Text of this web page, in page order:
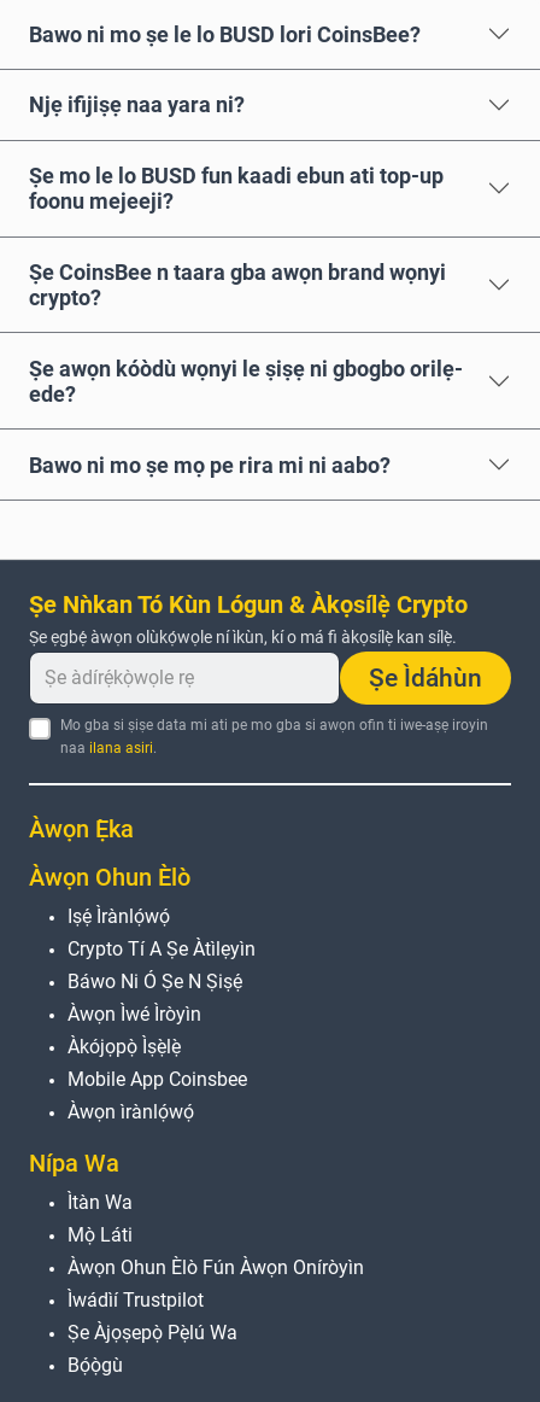
Bawo ni mo ṣe le lo BUSD lori CoinsBee?
Njẹ ifijiṣẹ naa yara ni?
Ṣe mo le lo BUSD fun kaadi ebun ati top-up
foonu mejeeji?
Ṣe CoinsBee n taara gba awọn brand wọnyi
crypto?
Ṣe awọn kóòdù wọnyi le ṣiṣẹ ni gbogbo orilẹ-
ede?
Bawo ni mo ṣe mọ pe rira mi ni aabo?
Ṣe Nǹkan Tó Kùn Lógun & Àkọsílẹ̀ Crypto
Ṣe ẹgbẹ́ àwọn olùkọ́wọle ní ìkùn, kí o má fi àkọsílẹ̀ kan sílẹ̀.
Ṣe Ìdáhùn
Mo gba si ṣiṣe data mi ati pe mo gba si awọn ofin ti iwe-aṣẹ iroyin
naa ilana asiri.
Àwọn Ẹ̀ka
Àwọn Ohun Èlò
Iṣẹ́ Ìrànlọ́wọ́
Crypto Tí A Ṣe Àtìlẹyìn
Báwo Ni Ó Ṣe N Ṣiṣẹ́
Àwọn Ìwé Ìròyìn
Àkójọpọ̀ Ìṣẹ̀lẹ̀
Mobile App Coinsbee
Àwọn ìrànlọ́wọ́
Nípa Wa
Ìtàn Wa
Mọ̀ Láti
Àwọn Ohun Èlò Fún Àwọn Oníròyìn
Ìwádìí Trustpilot
Ṣe Àjọṣepọ̀ Pẹ̀lú Wa
Bọ́ọ̀gù